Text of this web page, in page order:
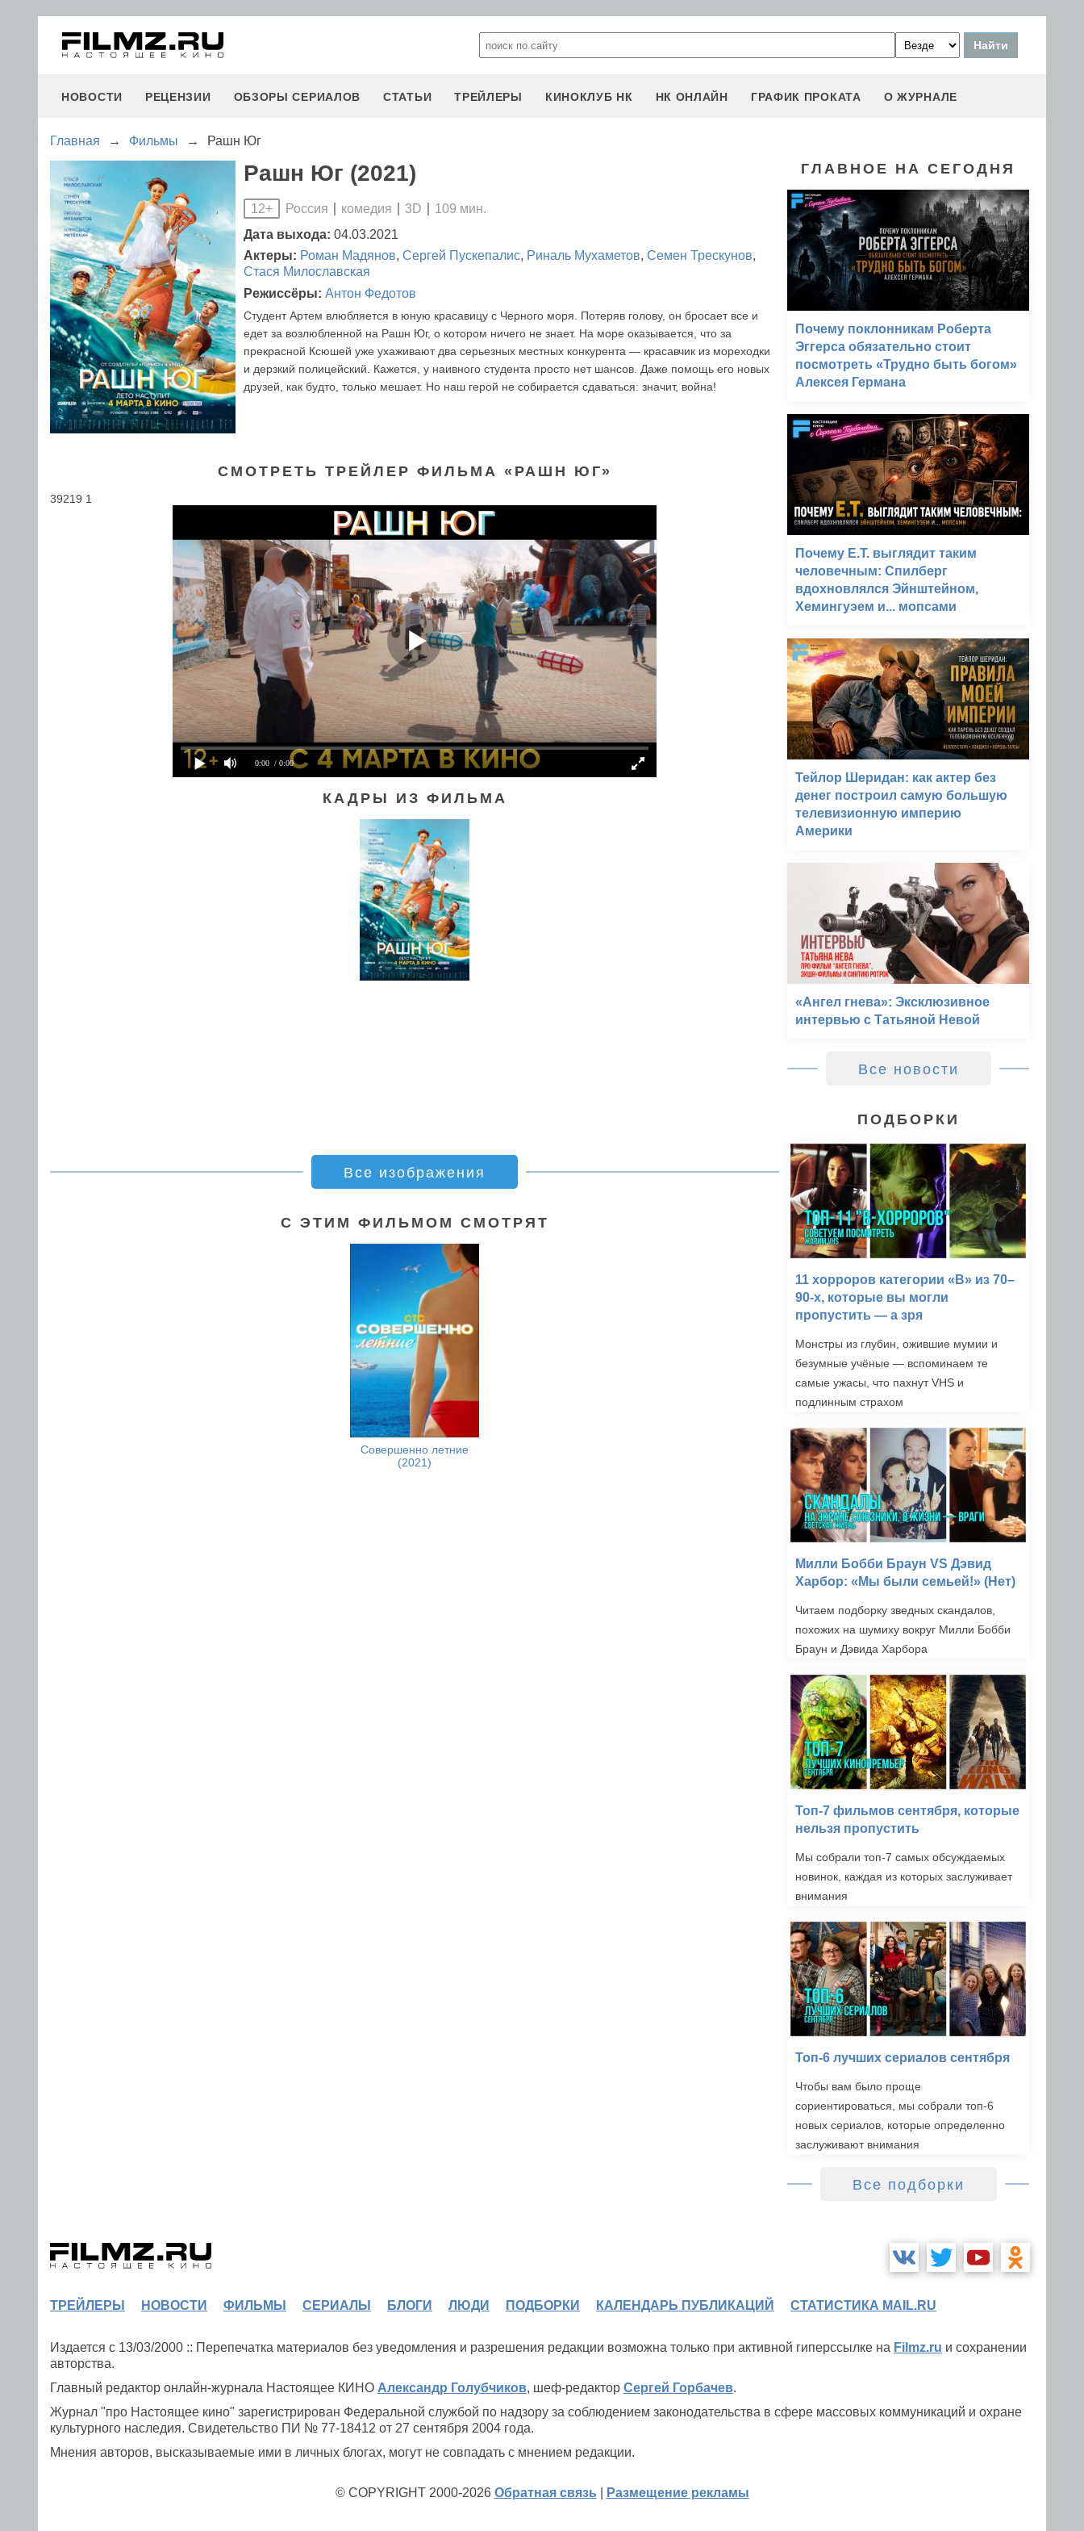
НОВОСТИ РЕЦЕНЗИИ ОБЗОРЫ СЕРИАЛОВ СТАТЬИ ТРЕЙЛЕРЫ КИНОКЛУБ НК НК ОНЛАЙН ГРАФИК ПРОКАТА О ЖУРНАЛЕ
Главная → Фильмы → Рашн Юг
Рашн Юг (2021)
12+ Россия комедия 3D
109 мин.
Дата выхода: 04.03.2021
Актеры: Роман Мадянов, Сергей Пускепалис, Риналь Мухаметов, Семен Трескунов,
Стася Милославская
Режиссёры: Антон Федотов
Студент Артем влюбляется в юную красавицу с Черного моря. Потеряв голову, он бросает все и
едет за возлюбленной на Рашн Юг, о котором ничего не знает. На море оказывается, что за
прекрасной Ксюшей уже ухаживают два серьезных местных конкурента — красавчик из мореходки
и дерзкий полицейский. Кажется, у наивного студента просто нет шансов. Даже помощь его новых
друзей, как будто, только мешает. Но наш герой не собирается сдаваться: значит, война!
СМОТРЕТЬ ТРЕЙЛЕР ФИЛЬМА «РАШН ЮГ»
39219 1
0:00 / 0:00
КАДРЫ ИЗ ФИЛЬМА
Все изображения
С ЭТИМ ФИЛЬМОМ СМОТРЯТ
Совершенно летние
(2021)
ГЛАВНОЕ НА СЕГОДНЯ
Почему поклонникам Роберта
Эггерса обязательно стоит
посмотреть «Трудно быть богом»
Алексея Германа
Почему E.T. выглядит таким
человечным: Спилберг
вдохновлялся Эйнштейном,
Хемингуэем и... мопсами
Тейлор Шеридан: как актер без
денег построил самую большую
телевизионную империю
Америки
«Ангел гнева»: Эксклюзивное
интервью с Татьяной Невой
Все новости
ПОДБОРКИ
11 хорроров категории «B» из 70–
90-х, которые вы могли
пропустить — а зря
Монстры из глубин, ожившие мумии и
безумные учёные — вспоминаем те
самые ужасы, что пахнут VHS и
подлинным страхом
Милли Бобби Браун VS Дэвид
Харбор: «Мы были семьей!» (Нет)
Читаем подборку зведных скандалов,
похожих на шумиху вокруг Милли Бобби
Браун и Дэвида Харбора
Топ-7 фильмов сентября, которые
нельзя пропустить
Мы собрали топ-7 самых обсуждаемых
новинок, каждая из которых заслуживает
внимания
Топ-6 лучших сериалов сентября
Чтобы вам было проще
сориентироваться, мы собрали топ-6
новых сериалов, которые определенно
заслуживают внимания
Все подборки
ТРЕЙЛЕРЫ НОВОСТИ ФИЛЬМЫ СЕРИАЛЫ БЛОГИ ЛЮДИ ПОДБОРКИ КАЛЕНДАРЬ ПУБЛИКАЦИЙ СТАТИСТИКА MAIL.RU
Издается с 13/03/2000 :: Перепечатка материалов без уведомления и разрешения редакции возможна только при активной гиперссылке на Filmz.ru и сохранении
авторства.
Главный редактор онлайн-журнала Настоящее КИНО Александр Голубчиков, шеф-редактор Сергей Горбачев.
Журнал "про Настоящее кино" зарегистрирован Федеральной службой по надзору за соблюдением законодательства в сфере массовых коммуникаций и охране
культурного наследия. Свидетельство ПИ № 77-18412 от 27 сентября 2004 года.
Мнения авторов, высказываемые ими в личных блогах, могут не совпадать с мнением редакции.
© COPYRIGHT 2000-2026 Обратная связь Размещение рекламы